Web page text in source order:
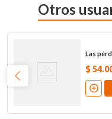
Otros
Las
$ 54.